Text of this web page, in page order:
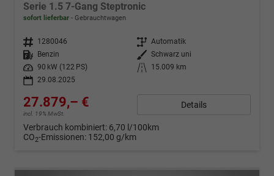
Serie 1.5 7-Gang Steptronic
sofort lieferbar Gebrauchtwagen
Fahrzeugnr. 1280046 Getriebe Automatik
Kraftstoff
Benzin Außenfarbe Schwarz uni
Leistung
90 kW (122 PS) Kilometerstand
15.009 km
29.08.2025
27.879,– €
incl. 19% MwSt.
Details
Verbrauch kombiniert: 6,70 l/100km
CO2-Emissionen: 152,00 g/km